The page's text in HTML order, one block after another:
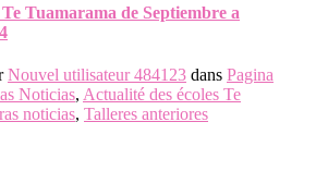
Tuamarama de Septiembre a
Nouvel utilisateur 484123 dans Pagina
Noticias, Actualité des écoles Te
noticias, Talleres anteriores